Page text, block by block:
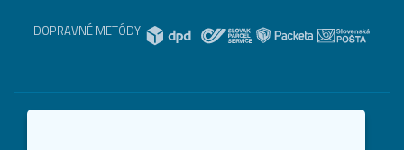
DOPRAVNÉ METÓDY